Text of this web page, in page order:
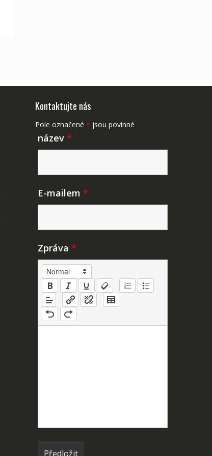
Kontaktujte nás
Pole označené * jsou povinné
název *
E-mailem *
Zpráva *